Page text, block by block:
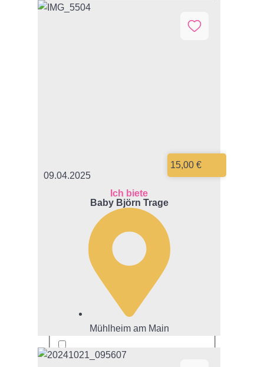
Fisherprice
Giesswein
H&M
Hessnatur
09.04.2025
Ich biete
Baby Björn Trage
Mühlheim am Main
15,00 €